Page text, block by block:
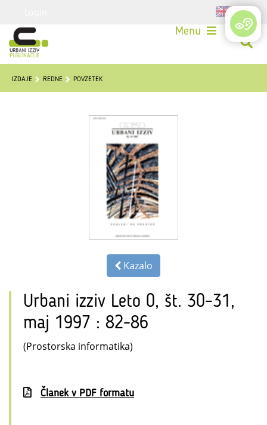
Menu
IZDAJE REDNE POVZETEK
Kazalo
Urbani izziv Leto 0, št. 30–31,
maj 1997 : 82-86
(Prostorska informatika)
Članek v PDF formatu